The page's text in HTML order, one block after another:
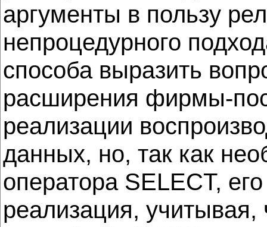
аргументы в пользу
непроцедурного
способа выразить
расширения фирмы-
реализации
данных, но, так как
оператора SELECT,
реализация, учитывая,